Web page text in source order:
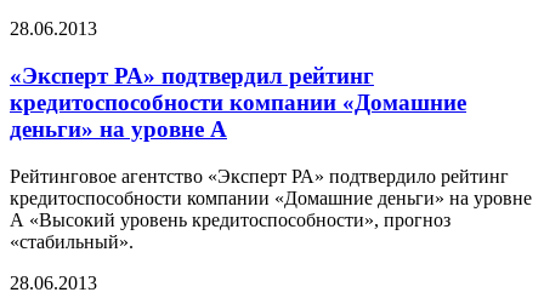
28.06.2013
«Эксперт РА» подтвердил рейтинг
кредитоспособности компании «Домашние
деньги» на уровне А
Рейтинговое агентство «Эксперт РА» подтвердило рейтинг
кредитоспособности компании «Домашние деньги» на уровне
А «Высокий уровень кредитоспособности», прогноз
«стабильный».
28.06.2013